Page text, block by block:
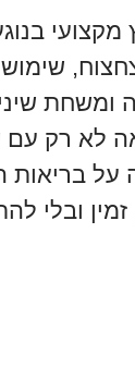
ומשחת
לא רק עם
בריאות
ובלי